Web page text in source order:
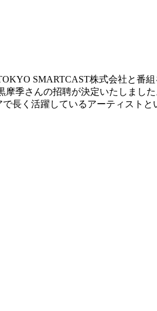
SMARTCAST株式会社と番
摩季さんの招聘が決定いたしまし
長く活躍しているアーティスト